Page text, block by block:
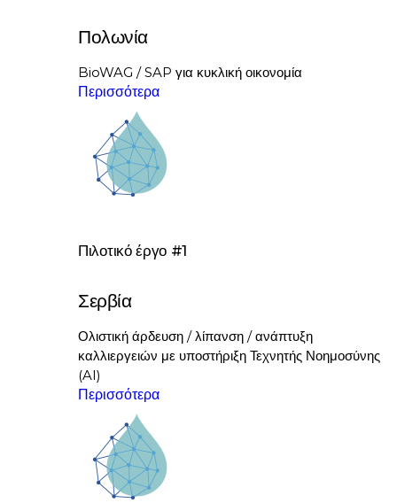
Πολωνία
BioWAG / SAP για κυκλική οικονομία
Περισσότερα
Πιλοτικό έργο #1
Σερβία
Ολιστική άρδευση / λίπανση / ανάπτυξη
καλλιεργειών με υποστήριξη Τεχνητής Νοημοσύνης
(AI)
Περισσότερα